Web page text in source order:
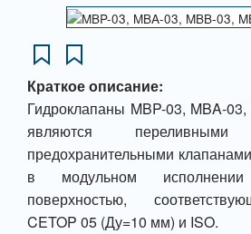
Краткое описание:
Гидроклапаны MBP-03, MBA-
являются переливными
предохранительными
в модульном
поверхностью,
CETOP 05 (Ду=10 мм) и ISO.